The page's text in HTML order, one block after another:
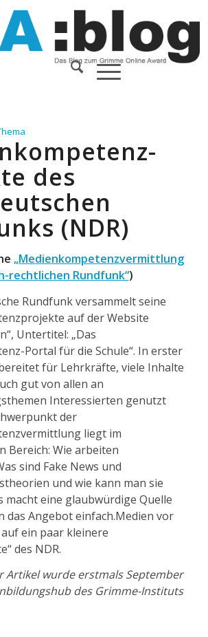
des
(NDR)
„Medienkompetenz­vermittlung
rechtlichen Rundfunk“)
Rundfunk versammelt seine
auf der Website
Untertitel: „Das
Portal für die Schule“. In erster
für Lehrkräfte, viele Inhalte
gut von allen an
Interessierten genutzt
der
liegt im
Bereich: Wie arbeiten
sind Fake News und
und wie kann man sie
macht eine glaubwürdige Quelle
das Angebot einfach.Medien vor
ein paar kleinere
des NDR.
Artikel wurde erstmals September
des Grimme-Instituts